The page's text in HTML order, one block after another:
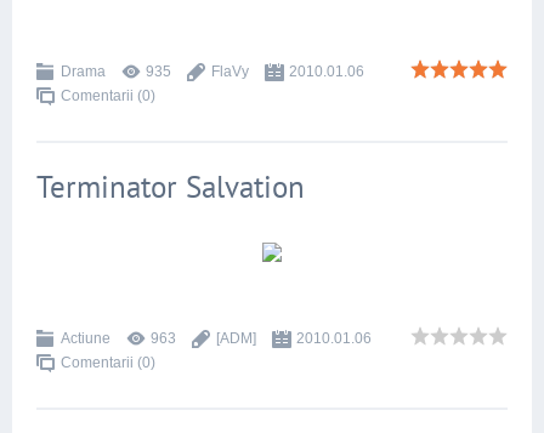
Drama 935 FlaVy
2010.01.06
Comentarii (0)
Terminator Salvation
Actiune 963 [ADM]
2010.01.06
Comentarii (0)